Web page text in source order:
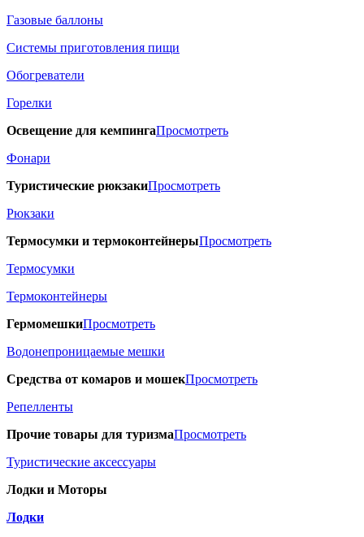
Газовые баллоны
Системы приготовления пищи
Обогреватели
Горелки
Освещение для кемпингаПросмотреть
Фонари
Туристические рюкзакиПросмотреть
Рюкзаки
Термосумки и термоконтейнерыПросмотреть
Термосумки
Термоконтейнеры
ГермомешкиПросмотреть
Водонепроницаемые мешки
Средства от комаров и мошекПросмотреть
Репелленты
Прочие товары для туризмаПросмотреть
Туристические аксессуары
Лодки и Моторы
Лодки